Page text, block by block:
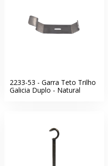
2233-53 - Garra Teto Trilho
Galicia Duplo - Natural